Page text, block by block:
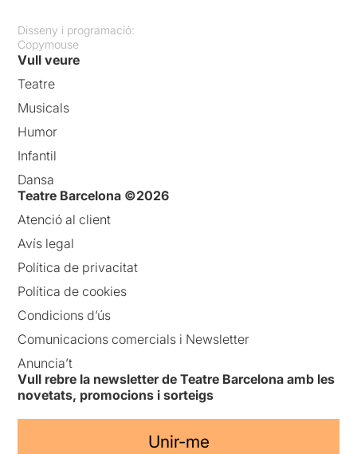
Disseny i programació:
Copymouse
Vull veure
Teatre
Musicals
Humor
Infantil
Dansa
Teatre Barcelona ©2026
Atenció al client
Avís legal
Política de privacitat
Política de cookies
Condicions d’ús
Comunicacions comercials i Newsletter
Anuncia’t
Vull rebre la newsletter de Teatre Barcelona amb les
novetats, promocions i sorteigs
Unir-me